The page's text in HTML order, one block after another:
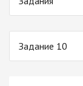
Задание 10